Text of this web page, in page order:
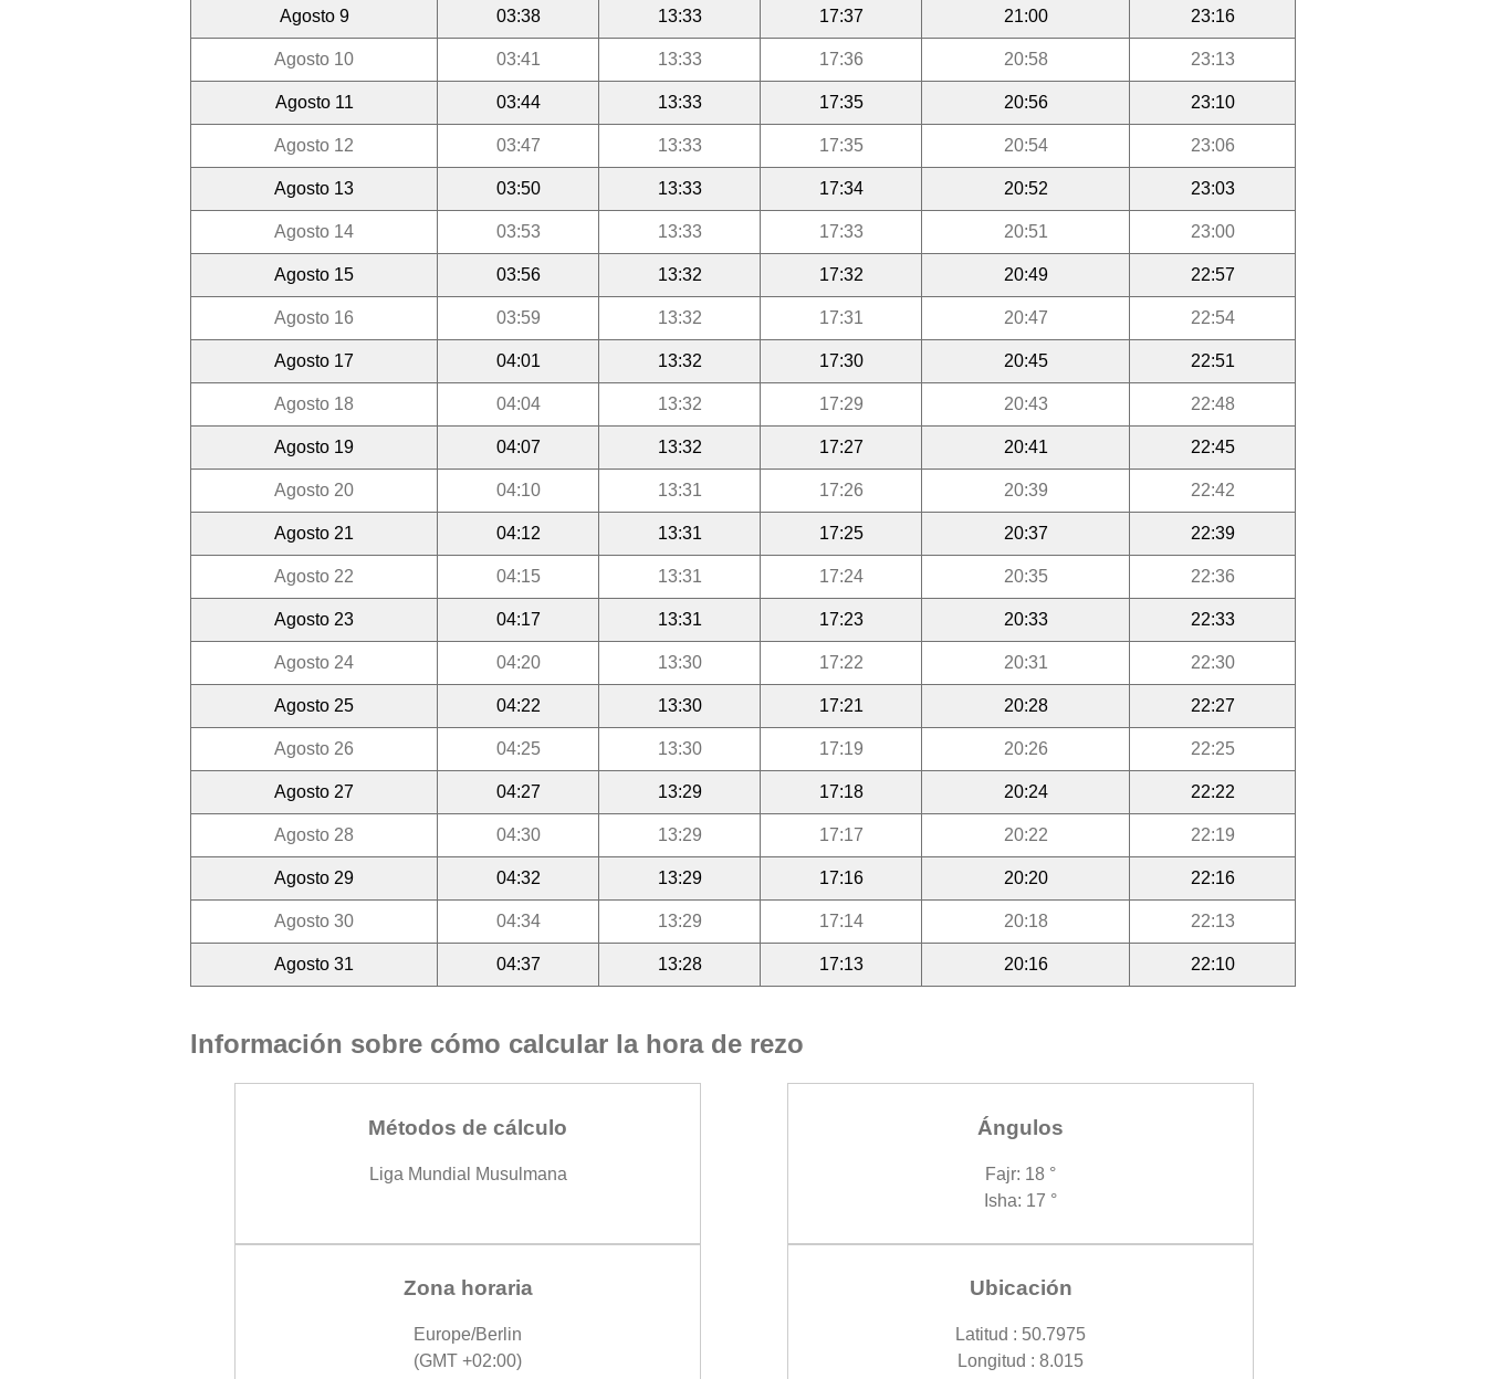
Agosto 9 03:38 13:33 17:37 21:00 23:16
Agosto 10 03:41 13:33 17:36 20:58 23:13
Agosto 11 03:44 13:33 17:35 20:56 23:10
Agosto 12 03:47 13:33 17:35 20:54 23:06
Agosto 13 03:50 13:33 17:34 20:52 23:03
Agosto 14 03:53 13:33 17:33 20:51 23:00
Agosto 15 03:56 13:32 17:32 20:49 22:57
Agosto 16 03:59 13:32 17:31 20:47 22:54
Agosto 17 04:01 13:32 17:30 20:45 22:51
Agosto 18 04:04 13:32 17:29 20:43 22:48
Agosto 19 04:07 13:32 17:27 20:41 22:45
Agosto 20 04:10 13:31 17:26 20:39 22:42
Agosto 21 04:12 13:31 17:25 20:37 22:39
Agosto 22 04:15 13:31 17:24 20:35 22:36
Agosto 23 04:17 13:31 17:23 20:33 22:33
Agosto 24 04:20 13:30 17:22 20:31 22:30
Agosto 25 04:22 13:30 17:21 20:28 22:27
Agosto 26 04:25 13:30 17:19 20:26 22:25
Agosto 27 04:27 13:29 17:18 20:24 22:22
Agosto 28 04:30 13:29 17:17 20:22 22:19
Agosto 29 04:32 13:29 17:16 20:20 22:16
Agosto 30 04:34 13:29 17:14 20:18 22:13
Agosto 31 04:37 13:28 17:13 20:16 22:10
Información sobre cómo calcular la hora de rezo
Métodos de cálculo
Liga Mundial Musulmana
Ángulos
Fajr: 18 °
Isha: 17 °
Zona horaria
Europe/Berlin
(GMT +02:00)
Ubicación
Latitud : 50.7975
Longitud : 8.015